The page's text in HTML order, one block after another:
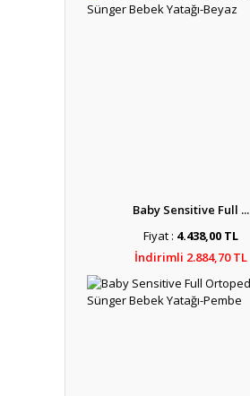
Baby Sensitive Full ...
Fiyat : 4.438,00 TL
İndirimli 2.884,70 TL